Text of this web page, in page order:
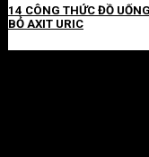
14 CÔNG THỨC ĐỒ
BỎ AXIT URIC